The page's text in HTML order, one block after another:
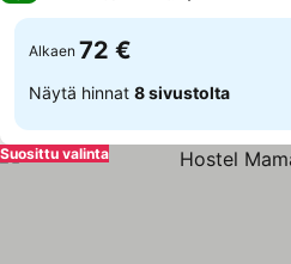
Alkaen 72 €
Näytä hinnat 8 sivustolta
Suosittu valinta